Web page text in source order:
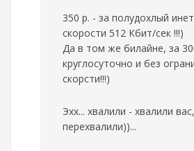
350 р. - за полудохлый
скорости 512 Кбит/сек !!!)
Да в том же билайне, за
круглосуточно и без
скорсти!!!)
Эхх... хвалили - хвалили
перехвалили))...